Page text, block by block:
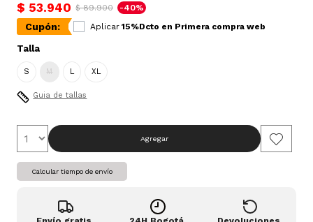
$ 53.940 $ 89.900 -40%
Cupón: Aplicar 15%Dcto en Primera compra web
Talla
S M L XL
Guia de tallas
Agregar
Calcular tiempo de envío